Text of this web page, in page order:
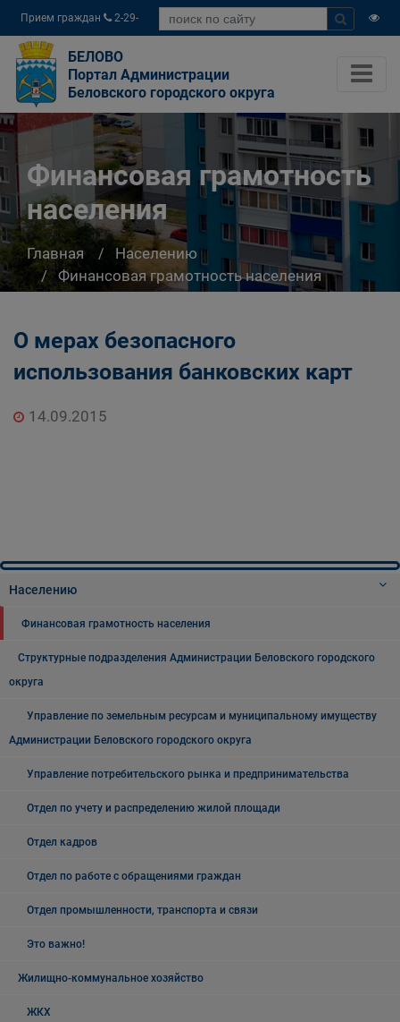
Прием граждан
2-29-
04
БЕЛОВО
Портал Администрации
Беловского городского округа
Финансовая грамотность
населения
Главная
Населению
Финансовая грамотность населения
О мерах безопасного
использования банковских карт
14.09.2015
Населению
Финансовая грамотность населения
Структурные подразделения Администрации Беловского городского
округа
Управление по земельным ресурсам и муниципальному имуществу
Администрации Беловского городского округа
Управление потребительского рынка и предпринимательства
Отдел по учету и распределению жилой площади
Отдел кадров
Отдел по работе с обращениями граждан
Отдел промышленности, транспорта и связи
Это важно!
Жилищно-коммунальное хозяйство
ЖКХ